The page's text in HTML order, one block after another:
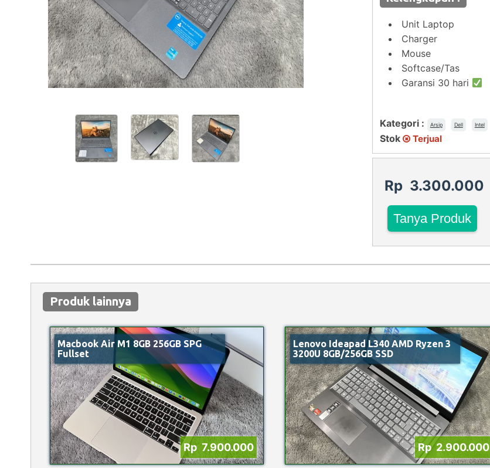
Unit Laptop
Charger
Mouse
Softcase/Tas
Garansi 30 hari
Kategori : Arsip Dell Intel
Stok Terjual
Rp 3.300.000
Tanya Produk
Produk lainnya
Macbook Air M1 8GB 256GB SPG
Fullset
Rp 7.900.000
Lenovo Ideapad L340 AMD Ryzen 3
3200U 8GB/256GB SSD
Rp 2.900.000